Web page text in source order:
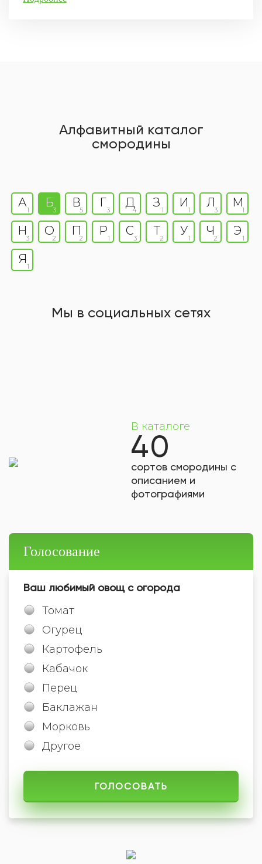
Алфавитный каталог
смородины
А
1
Б
3
В
5
Г
3
Д
4
З
1
И
1
Л
3
М
1
Н
3
О
2
П
2
Р
1
С
3
Т
2
У
1
Ч
2
Э
1
Я
1
Мы в социальных сетях
В каталоге
40
сортов смородины с
описанием и
фотографиями
Голосование
Ваш любимый овощ с огорода
Томат
Огурец
Картофель
Кабачок
Перец
Баклажан
Морковь
Другое